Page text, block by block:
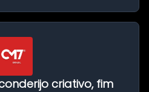
criativo, fim